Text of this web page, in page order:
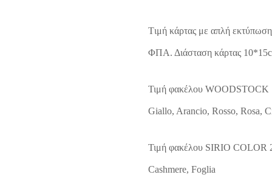
Tιμή κάρτας με απλή
ΦΠΑ. Διάσταση κάρτας
Τιμή φακέλου
Giallo, Arancio, Rosso, Rosa,
Τιμή φακέλου SIRIO COLOR
Cashmere, Foglia